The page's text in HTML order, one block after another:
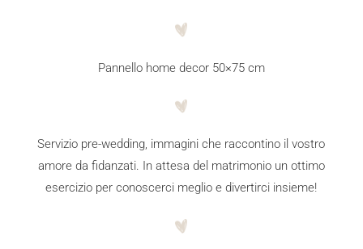
Pannello home decor 50×75 cm
Servizio pre-wedding, immagini che raccontino il vostro
amore da fidanzati. In attesa del matrimonio un ottimo
esercizio per conoscerci meglio e divertirci insieme!